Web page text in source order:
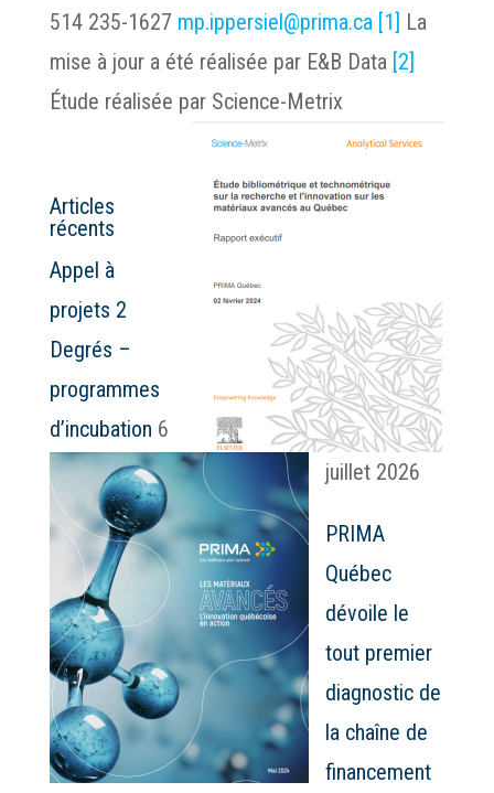
514 235-1627 mp.ippersiel@prima.ca [1] La
mise à jour a été réalisée par E&B Data [2]
Étude réalisée par Science-Metrix
Articles
récents
Appel à
projets 2
Degrés –
programmes
d’incubation 6
juillet 2026
PRIMA
Québec
dévoile le
tout premier
diagnostic de
la chaîne de
financement